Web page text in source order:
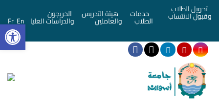
تحويل الطلاب
وقبول الانتساب خدمات
الطلاب
هيئة التدريس
والعاملين
الخريجون
والدراسات العليا En
Fr